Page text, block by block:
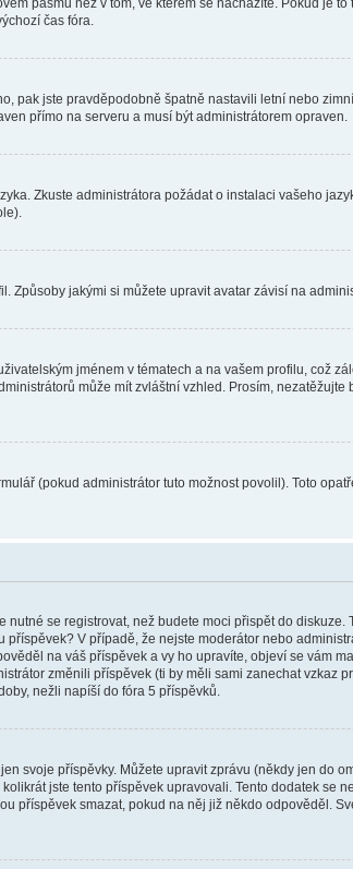
pásmu než v tom, ve kterém se nacházíte. Pokud je
čas fóra.
pak jste pravděpodobně špatně nastavili letní nebo
přímo na serveru a musí být administrátorem opraven.
Zkuste administrátora požádat o instalaci vašeho
Způsoby jakými si můžete upravit avatar závisí na
jménem v tématech a na vašem profilu, což
může mít zvláštní vzhled. Prosím,
(pokud administrátor tuto možnost povolil). Toto
se registrovat, než budete moci přispět do
příspěvek? V případě, že nejste moderátor nebo
na váš příspěvek a vy ho upravíte, objeví se vám
změnili příspěvek (ti by měli sami zanechat
nežli napíší do fóra 5 příspěvků.
svoje příspěvky. Můžete upravit zprávu (někdy jen do
jste tento příspěvek upravovali. Tento dodatek
příspěvek smazat, pokud na něj již někdo odpověděl.